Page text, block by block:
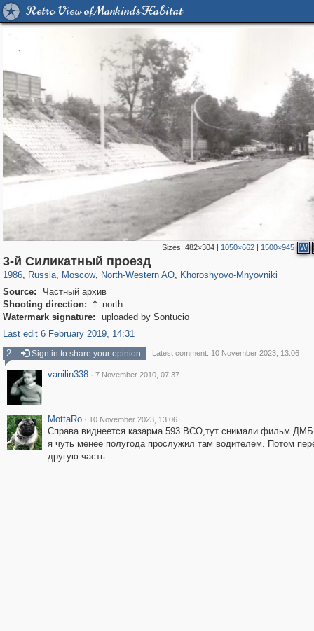
Retro View of Mankind's Habitat
Sizes: 482×304| 1050×662| 1500×945 W
3-й Силикатный проезд
1986, Russia
1,406,276 29,243
, Moscow
319,780 8,286
, North-Western AO
8,080 112
, Khoroshyovo-Mnyovniki
Source:
Частный архив
Shooting direction:  north
Watermark signature:
uploaded by Sontucio
Last edit 6 February 2019, 14:31
2
Sign in to share your opinion Latest comment: 10 November 2023, 13:06
vanilin338 · 7 November 2010, 07:37
MottaRo · 10 November 2023, 13:06
Справа виднеется казарма 593 ВСО,тут снимали фильм
я чуть менее полугода прослужил там водителем. Потом
другую часть.